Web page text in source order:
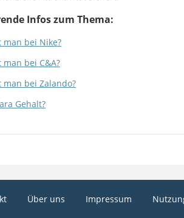
Infos zum Thema:
man bei Nike?
bei C&A?
man bei Zalando?
Gehalt?
Über uns Impressum